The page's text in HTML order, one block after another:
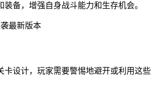
装备，增强自身战斗能力和生存机会。
卡设计，玩家需要警惕地避开或利用这些